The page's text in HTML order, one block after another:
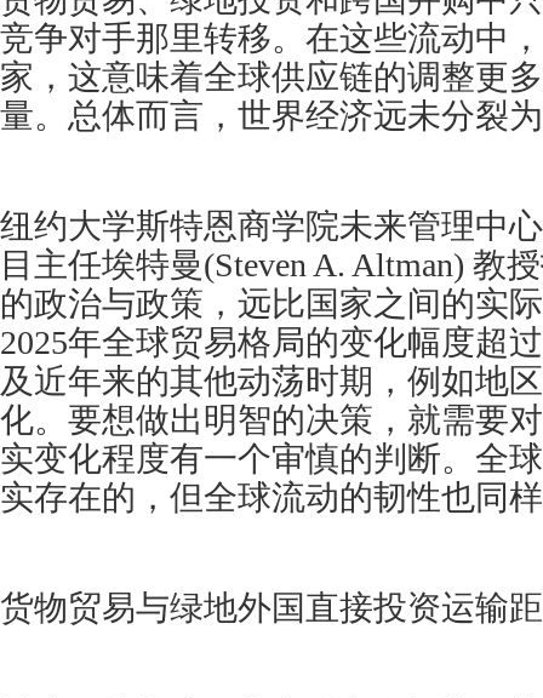
竞争对手那里转移。在这些流动中
家，这意味着全球供应链的调整更
量。总体而言，世界经济远未分裂
纽约大学斯特恩商学院未来管理中
目主任埃特曼(Steven A. Altman) 教
的政治与政策，远比国家之间的实
2025年全球贸易格局的变化幅度超
及近年来的其他动荡时期，例如地
化。要想做出明智的决策，就需要
实变化程度有一个审慎的判断。全
实存在的，但全球流动的韧性也同
货物贸易与绿地外国直接投资运输